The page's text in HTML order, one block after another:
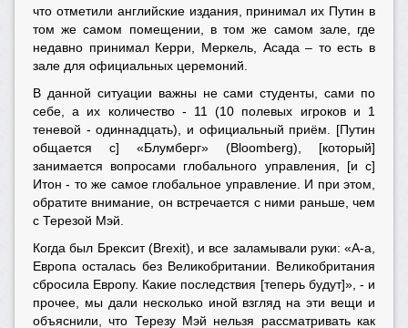
что отметили английские издания, принимал их Путин в
том же самом помещении, в том же самом зале, где
недавно принимал Керри, Меркель, Асада – то есть в
зале для официальных церемоний.
В данной ситуации важны не сами студенты, сами по
себе, а их количество - 11 (10 полевых игроков и 1
теневой - одиннадцать), и официальный приём. [Путин
общается с] «Блумберг» (Bloomberg), [который]
занимается вопросами глобального управления, [и с]
Итон - то же самое глобальное управление. И при этом,
обратите внимание, он встречается с ними раньше, чем
с Терезой Мэй.
Когда был Брексит (Brexit), и все заламывали руки: «А-а,
Европа осталась без Великобритании. Великобритания
сбросила Европу. Какие последствия [теперь будут]», - и
прочее, мы дали несколько иной взгляд на эти вещи и
объяснили, что Терезу Мэй нельзя рассматривать как